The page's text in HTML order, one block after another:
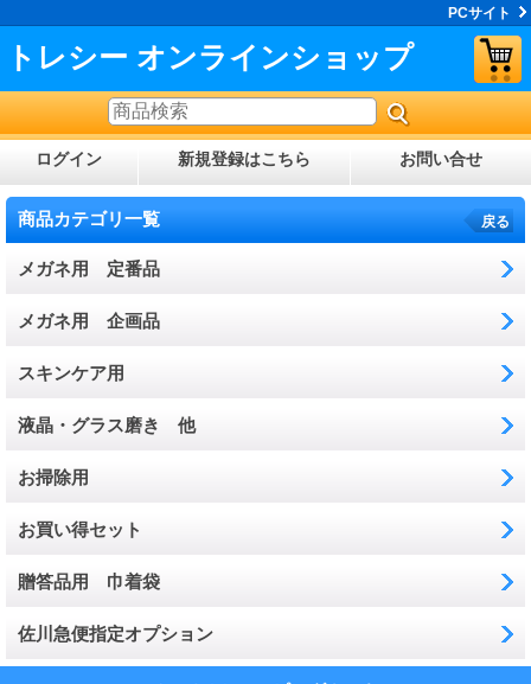
PCサイト
トレシー オンラインショップ
ログイン 新規登録はこちら お問い合せ
商品カテゴリ一覧 戻る
メガネ用 定番品
メガネ用 企画品
スキンケア用
液晶・グラス磨き 他
お掃除用
お買い得セット
贈答品用 巾着袋
佐川急便指定オプション